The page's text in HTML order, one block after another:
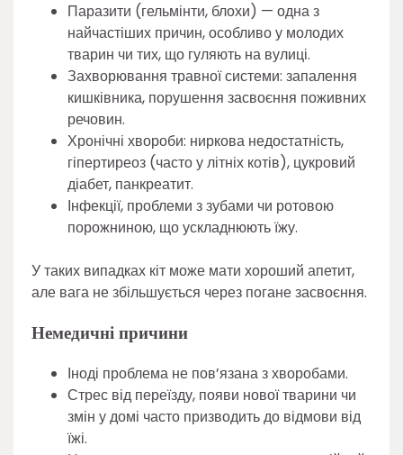
Паразити (гельмінти, блохи) — одна з
найчастіших причин, особливо у молодих
тварин чи тих, що гуляють на вулиці.
Захворювання травної системи: запалення
кишківника, порушення засвоєння поживних
речовин.
Хронічні хвороби: ниркова недостатність,
гіпертиреоз (часто у літніх котів), цукровий
діабет, панкреатит.
Інфекції, проблеми з зубами чи ротовою
порожниною, що ускладнюють їжу.
У таких випадках кіт може мати хороший апетит,
але вага не збільшується через погане засвоєння.
Немедичні причини
Іноді проблема не пов’язана з хворобами.
Стрес від переїзду, появи нової тварини чи
змін у домі часто призводить до відмови від
їжі.